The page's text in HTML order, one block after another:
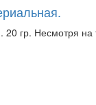
гр. Несмотря на